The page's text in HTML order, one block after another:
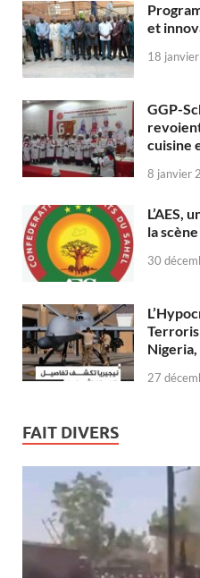
et
18
GGP-
cuisine
8 janvier
L’AES,
la
30
Nigeria,
27
FAIT DIVERS